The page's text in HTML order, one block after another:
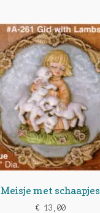
Meisje met schaapjes
€ 13,00